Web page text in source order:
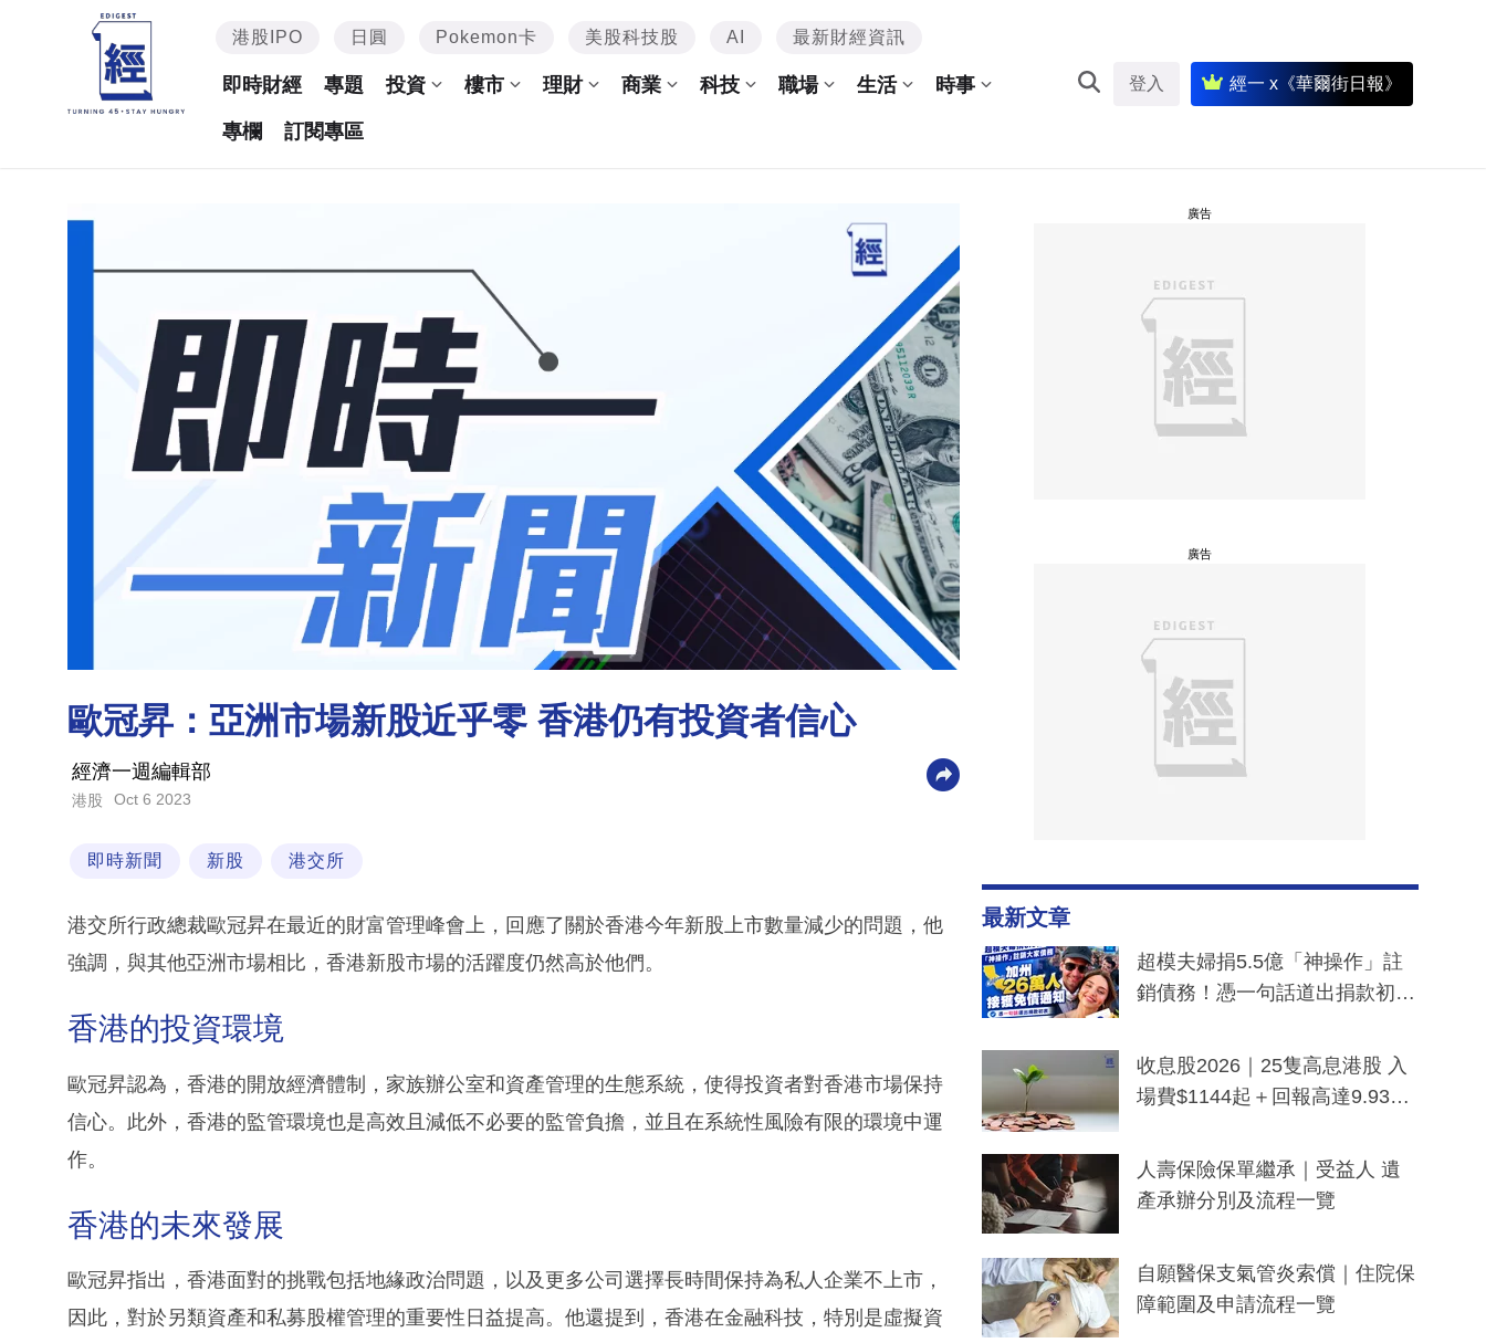
港股IPO 日圓 Pokemon卡 美股科技股 AI 最新財經資訊
即時財經 專題 投資 樓市 理財 商業 科技 職場 生活 時事
專欄 訂閱專區
登入 經一 x《華爾街日報》
歐冠昇：亞洲市場新股近乎零 香港仍有投資者信心
經濟一週編輯部
港股 Oct 6 2023
即時新聞 新股 港交所
港交所行政總裁歐冠昇在最近的財富管理峰會上，回應了關於香港今年新股上市數量減少的問題，他
強調，與其他亞洲市場相比，香港新股市場的活躍度仍然高於他們。
香港的投資環境
歐冠昇認為，香港的開放經濟體制，家族辦公室和資產管理的生態系統，使得投資者對香港市場保持
信心。此外，香港的監管環境也是高效且減低不必要的監管負擔，並且在系統性風險有限的環境中運
作。
香港的未來發展
歐冠昇指出，香港面對的挑戰包括地緣政治問題，以及更多公司選擇長時間保持為私人企業不上市，
因此，對於另類資產和私募股權管理的重要性日益提高。他還提到，香港在金融科技，特別是虛擬資
廣告
廣告
最新文章
超模夫婦捐5.5億「神操作」註
銷債務！憑一句話道出捐款初
一度被誤當詐騙手段
收息股2026｜25隻高息港股 入
場費$1144起＋回報高達9.93
人壽保險保單繼承｜受益人 遺
產承辦分別及流程一覽
自願醫保支氣管炎索償｜住院保
障範圍及申請流程一覽